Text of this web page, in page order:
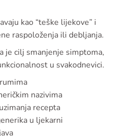
kao “teške lijekove” i
raspoloženja ili debljanja.
je cilj smanjenje simptoma,
u svakodnevici.
nazivima
recepta
u ljekarni